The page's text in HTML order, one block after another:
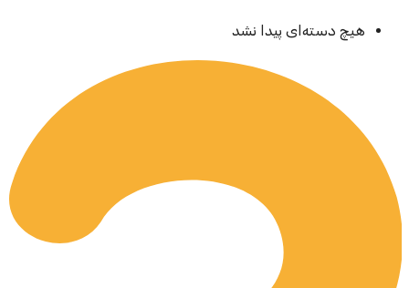
هیچ دسته‌ای پیدا نشد